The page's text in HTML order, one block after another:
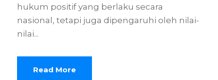
hukum positif yang berlaku secara
nasional, tetapi juga dipengaruhi oleh nilai-
nilai...
Read More